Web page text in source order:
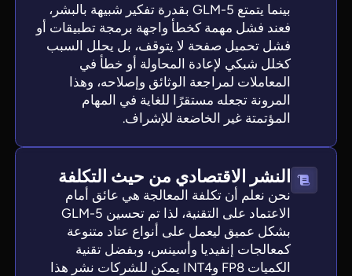
بينما يتمتع GLM-5 بقدرة تفكير شبيهة بالبشر،
فعند فشل مهمة كخطأ واجهة برمجة تطبيقات أو
فشل تحميل صفحة لا يتوقف، بل يحلل السبب
كخلل شبكي لإعادة المحاولة أو خطأ في
المعاملات لمراجعة الوثائق وإصلاحه، وهذا
المرونة تجعله مستقرًا للغاية في المهام
المؤتمتة غير الخاضعة للإشراف.
النشر الاقتصادي من حيث التكلفة
نحن نعلم أن تكلفة المعالجة هي عائق أمام
الاعتماد على التقنية، لذا تم تحسين GLM-5
بشكل عميق ليعمل على أنواع عتاد متنوعة
كمعالجات إنفيديا وأسينس، وبفضل تقنية
الكميات FP8 وINT4 يمكن للشركات نشر هذا